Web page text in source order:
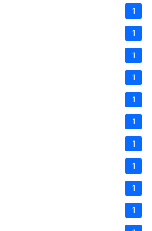
1
1
1
1
1
1
1
1
1
1